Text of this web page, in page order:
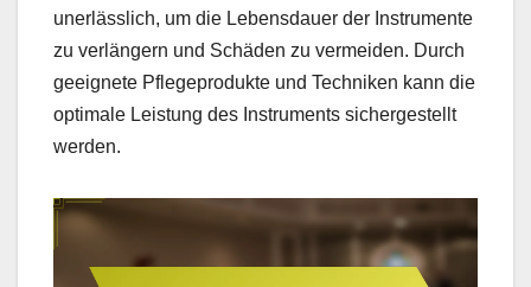
unerlässlich, um die Lebensdauer der Instrumente
zu verlängern und Schäden zu vermeiden. Durch
geeignete Pflegeprodukte und Techniken kann die
optimale Leistung des Instruments sichergestellt
werden.